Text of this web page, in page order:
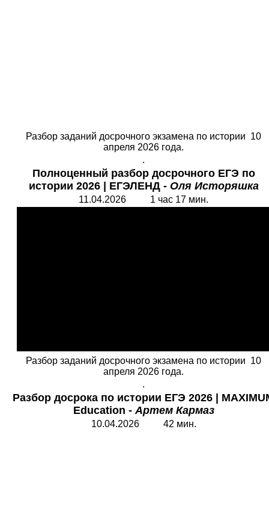
Разбор заданий досрочного экзамена по истории 10
апреля 2026 года.
.
Полноценный разбор досрочного ЕГЭ по
истории 2026 | ЕГЭЛЕНД - Оля Исторяшка
11.04.2026 1 час 17 мин.
Разбор заданий досрочного экзамена по истории 10
апреля 2026 года.
.
Разбор досрока по истории ЕГЭ 2026 |
Education -Артем Кармаз
10.04.2026 42 мин.